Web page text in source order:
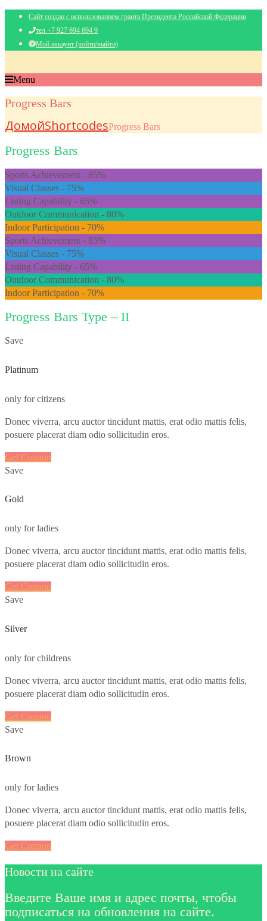
Сайт создан с использованием гранта Президента Российской Федерации
тел +7 927 694 694 9
Мой аккаунт (войти/выйти)
Menu
Progress Bars
ДомойShortcodesProgress Bars
Progress Bars
Sports Achievement - 85%
Visual Classes - 75%
Listing Capability - 65%
Outdoor Communication - 80%
Indoor Participation - 70%
Sports Achievement - 85%
Visual Classes - 75%
Listing Capability - 65%
Outdoor Communication - 80%
Indoor Participation - 70%
Progress Bars Type – II
Save
Platinum
only for citizens
Donec viverra, arcu auctor tincidunt mattis, erat odio mattis felis,
posuere placerat diam odio sollicitudin eros.
Get Coupon
Save
Gold
only for ladies
Donec viverra, arcu auctor tincidunt mattis, erat odio mattis felis,
posuere placerat diam odio sollicitudin eros.
Get Coupon
Save
Silver
only for childrens
Donec viverra, arcu auctor tincidunt mattis, erat odio mattis felis,
posuere placerat diam odio sollicitudin eros.
Get Coupon
Save
Brown
only for ladies
Donec viverra, arcu auctor tincidunt mattis, erat odio mattis felis,
posuere placerat diam odio sollicitudin eros.
Get Coupon
Новости на сайте
Введите Ваше имя и адрес почты, чтобы
подписаться на обновления на сайте.